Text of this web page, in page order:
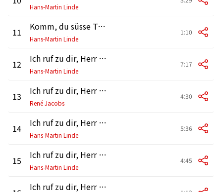
Hans-Martin Linde
11 Komm, du süsse Todesstunde, BWV 161: No. 6, Choral. "Der Leib zwar in der Erden"
Hans-Martin Linde
1:10
12 Ich ruf zu dir, Herr Jesu Christ, BWV 177: No. 1, Chor. "Ich ruf zu dir, Herr Jesu Christ"
Hans-Martin Linde
7:17
13 Ich ruf zu dir, Herr Jesu Christ, BWV 177: No. 2, Aria. "Ich bitt noch mehr, o Herre Gott"
René Jacobs
4:30
14 Ich ruf zu dir, Herr Jesu Christ, BWV 177: No. 3, Aria. "Verleih, daß ich aus Herzensgrund"
Hans-Martin Linde
5:36
15 Ich ruf zu dir, Herr Jesu Christ, BWV 177: No. 4, Aria. "Laß mich kein Lust noch Furcht"
Hans-Martin Linde
4:45
Ich ruf zu dir, Herr Jesu Christ, BWV 177: No. 5, Choral. "Ich lieg im Streit und widerstreb"